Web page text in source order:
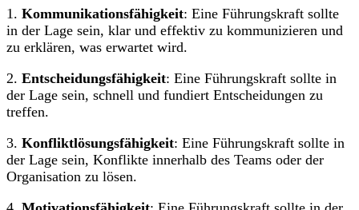
1. Kommunikationsfähigkeit: Eine Führungskraft sollte
in der Lage sein, klar und effektiv zu kommunizieren und
zu erklären, was erwartet wird.
2. Entscheidungsfähigkeit: Eine Führungskraft sollte in
der Lage sein, schnell und fundiert Entscheidungen zu
treffen.
3. Konfliktlösungsfähigkeit: Eine Führungskraft sollte in
der Lage sein, Konflikte innerhalb des Teams oder der
Organisation zu lösen.